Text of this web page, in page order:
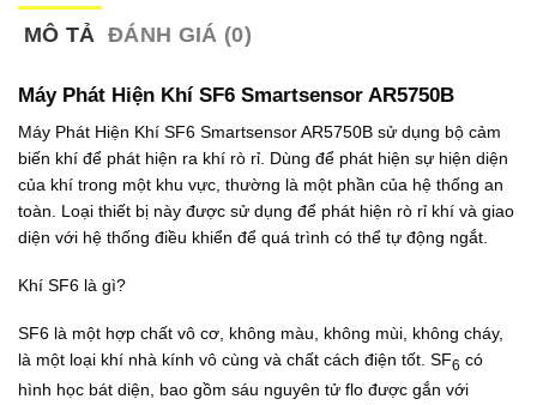
MÔ TẢ ĐÁNH GIÁ (0)
Máy Phát Hiện Khí SF6 Smartsensor AR5750B
Máy Phát Hiện Khí SF6 Smartsensor AR5750B sử dụng bộ cảm
biến khí để phát hiện ra khí rò rỉ. Dùng để phát hiện sự hiện diện
của khí trong một khu vực, thường là một phần của hệ thống an
toàn. Loại thiết bị này được sử dụng để phát hiện rò rỉ khí và giao
diện với hệ thống điều khiển để quá trình có thể tự động ngắt.
Khí SF6 là gì?
SF6 là một hợp chất vô cơ, không màu, không mùi, không cháy,
là một loại khí nhà kính vô cùng và chất cách điện tốt. SF6 có
hình học bát diện, bao gồm sáu nguyên tử flo được gắn với